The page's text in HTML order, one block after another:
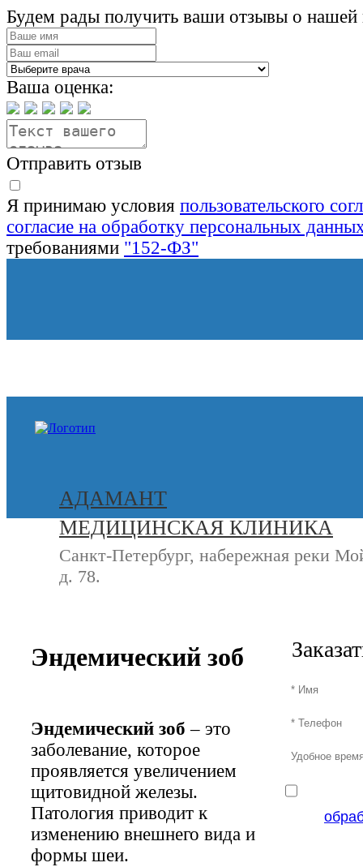
Будем рады получить ваши отзывы о нашей
Ваша оценка:
Отправить отзыв
Я принимаю условия пользовательского
согласие на обработку персональных
требованиями "152-ФЗ"
АДАМАНТ
МЕДИЦИНСКАЯ КЛИНИКА
Санкт-Петербург, набережная реки
д. 78.
Эндемический зоб
Эндемический зоб – это
заболевание, которое
проявляется увеличением
щитовидной железы.
Патология приводит к
изменению внешнего вида и
формы шеи.